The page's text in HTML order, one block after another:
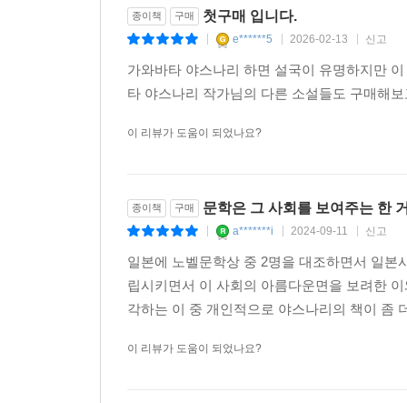
종이책 구매 첫구매 입니다.
e******5 2026-02-13 신고
가와바타 야스나리 하면 설국이 유명하지만
타 야스나리 작가님의 다른 소설들도 구매해
이 리뷰가 도움이 되었나요?
종이책 구매 문학은 그 사회를 보여주는 한
a*******i 2024-09-11 신고
일본에 노벨문학상 중 2명을 대조하면서 일
립시키면서 이 사회의 아름다운면을 보려한
각하는 이 중 개인적으로 야스나리의 책이 좀
이 리뷰가 도움이 되었나요?